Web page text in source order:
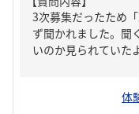
3次募集だったため
ず聞かれました。聞
いのか見られていた
体